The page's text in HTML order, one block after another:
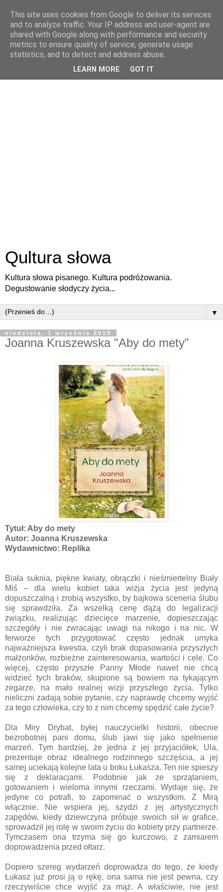
Qultura słowa
Kultura słowa pisanego. Kultura podróżowania.
Degustowanie słodyczy życia...
▼
niedziela, 1 września 2019
Joanna Kruszewska "Aby do mety"
Tytuł: Aby do mety
Autor: Joanna Kruszewska
Wydawnictwo: Replika
Biała suknia, piękne kwiaty, obrączki i nieśmiertelny Biały
Miś – dla wielu kobiet taka wizja życia jest jedyną
dopuszczalną i zrobią wszystko, by bajkowa sceneria ślubu
się sprawdziła. Za wszelką cenę dążą do legalizacji
związku, realizując dziecięce marzenie, dopieszczając
szczegóły i nie zwracając uwagi na nikogo i na nic. W
ferworze tych przygotować często jednak umyka
najważniejsza kwestia, czyli brak dopasowania przyszłych
małżonków, rozbieżne zainteresowania, wartości i cele. Co
więcej, często przyszłe Panny Młode nawet nie chcą
widzieć tych braków, skupione są bowiem na tykającym
zegarze, na mało realnej wizji przyszłego życia. Tylko
nieliczni zadają sobie pytanie, czy naprawdę chcemy wyjść
za tego człowieka, czy to z nim chcemy spędzić całe życie?
Dla Miry Drybat, byłej nauczycielki historii, obecnie
bezrobotnej pani domu, ślub jawi się jako spełnienie
marzeń. Tym bardziej, że jedna z jej przyjaciółek, Ula,
prezentuje obraz idealnego rodzinnego szczęścia, a jej
samej uciekają kolejne lata u boku Łukasza. Ten nie spieszy
się z deklaracjami. Podobnie jak ze sprzątaniem,
gotowaniem i wieloma innymi rzeczami. Wydaje się, że
jedyne co potrafi, to zapominać o wszystkim. Z Mirą
włącznie. Nie wspiera jej, szydzi z jej artystycznych
zapędów, kiedy dziewczyna próbuje swoich sił w grafice,
sprowadził jej rolę w swoim życiu do kobiety przy partnerze.
Tymczasem ona trzyma się go kurczowo, z zamiarem
doprowadzenia przed ołtarz.
Dopiero szereg wydarzeń doprowadza do tego, że kiedy
Łukasz już prosi ją o rękę, ona sama nie jest pewna, czy
rzeczywiście chce wyjść za mąż. A właściwie, nie jest
This site uses cookies from Google to deliver its services
and to analyze traffic. Your IP address and user-agent are
shared with Google along with performance and security
metrics to ensure quality of service, generate usage
statistics, and to detect and address abuse.
LEARN MORE GOT IT